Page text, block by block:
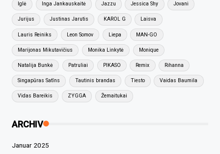
Iglė Inga Jankauskaitė Jazzu Jessica Shy Jovani
Jurijus Justinas Jarutis KAROL G Laisva
Lauris Reiniks Leon Somov Liepa MAN-GO
Marijonas Mikutavičius Monika Linkytė Monique
Natalija Bunkė Patruliai PIKASO Remix Rihanna
Singapūras Satīns Tautinis brandas Tiesto Vaidas Baumila
Vidas Bareikis ZYGGA Žemaitukai
ARCHIV
Januar 2025